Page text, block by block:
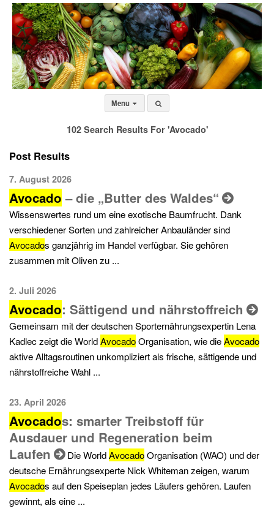
Menu
102 Search Results For 'Avocado'
Post Results
7. August 2026
Avocado – die „Butter des Waldes“
Wissenswertes rund um eine exotische Baumfrucht. Dank
verschiedener Sorten und zahlreicher Anbauländer sind
Avocados ganzjährig im Handel verfügbar. Sie gehören
zusammen mit Oliven zu ...
2. Juli 2026
Avocado: Sättigend und nährstoffreich
Gemeinsam mit der deutschen Sporternährungsexpertin Lena
Kadlec zeigt die WorldAvocadoOrganisation, wie dieAvocado
aktive Alltagsroutinen unkompliziert als frische, sättigende und
nährstoffreiche Wahl ...
23. April 2026
Avocados: smarter Treibstoff für
Ausdauer und Regeneration beim
Laufen
Die WorldAvocadoOrganisation (WAO) und der
deutsche Ernährungsexperte Nick Whiteman zeigen, warum
Avocados auf den Speiseplan jedes Läufers gehören. Laufen
gewinnt, als eine ...